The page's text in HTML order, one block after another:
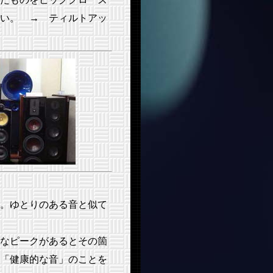
い。 → ティルトアッ
ゆとりのある音と似て
ピークがあるとその箇
健康的な音」のことを